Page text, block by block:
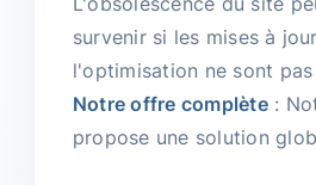
survenir si les mises à
l'optimisation ne sont pas
Notre offre complète:
propose une solution